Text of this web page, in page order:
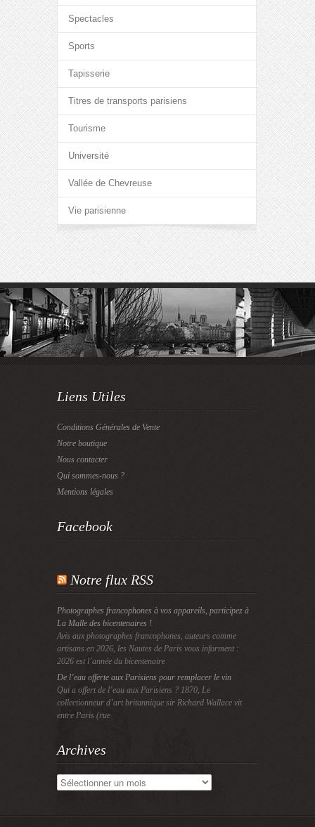
Spectacles
Sports
Tapisserie
Titres de transports parisiens
Tourisme
Université
Vallée de Chevreuse
Vie parisienne
Liens Utiles
Conditions Générales de Vente
Notre boutique
Nous contacter
Qui sommes-nous ?
Mentions légales
Facebook
Notre flux RSS
Photographes francophones à vos appareils, participez à
La Malle des bicentenaires !
Avis aux photographes francophones, auteurs comme
artisans en 2026, les Nautes de Paris vous informent :
2026 est l’année du bicentenaire
De l’eau offerte aux Parisiens pour remplacer le vin
Qui a offert de l’eau aux Parisiens ? 1870, Le
collectionneur d’art britannique sir Richard Wallace vit
entre Paris (rue
Archives
Archives